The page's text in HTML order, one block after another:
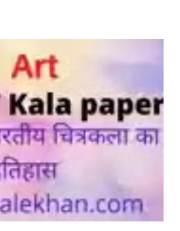
जा सकता है toilet shankho
1916 बिहार मृत्यु 28 अगस्त 2006
मूर्तिकार ...